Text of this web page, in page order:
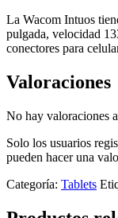
La Wacom Intuos
pulgada, velocidad
conectores para
Valoraciones
No hay valoraciones
Solo los usuarios
pueden hacer una
Categoría: Tablets